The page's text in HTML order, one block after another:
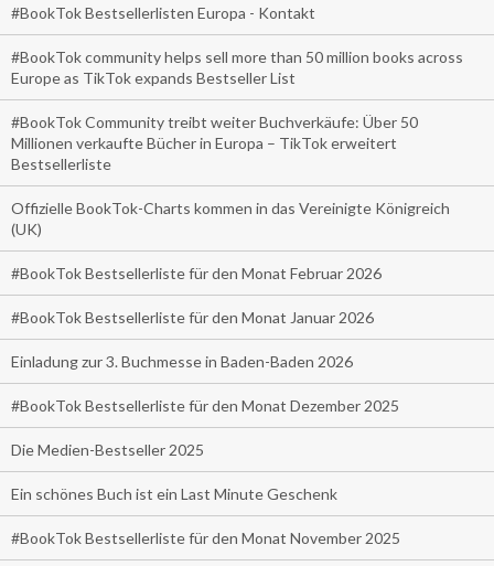
#BookTok Bestsellerlisten Europa - Kontakt
#BookTok community helps sell more than 50 million books across
Europe as TikTok expands Bestseller List
#BookTok Community treibt weiter Buchverkäufe: Über 50
Millionen verkaufte Bücher in Europa – TikTok erweitert
Bestsellerliste
Offizielle BookTok-Charts kommen in das Vereinigte Königreich
(UK)
#BookTok Bestsellerliste für den Monat Februar 2026
#BookTok Bestsellerliste für den Monat Januar 2026
Einladung zur 3. Buchmesse in Baden-Baden 2026
#BookTok Bestsellerliste für den Monat Dezember 2025
Die Medien-Bestseller 2025
Ein schönes Buch ist ein Last Minute Geschenk
#BookTok Bestsellerliste für den Monat November 2025